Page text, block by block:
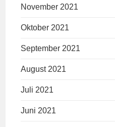
November 2021
Oktober 2021
September 2021
August 2021
Juli 2021
Juni 2021